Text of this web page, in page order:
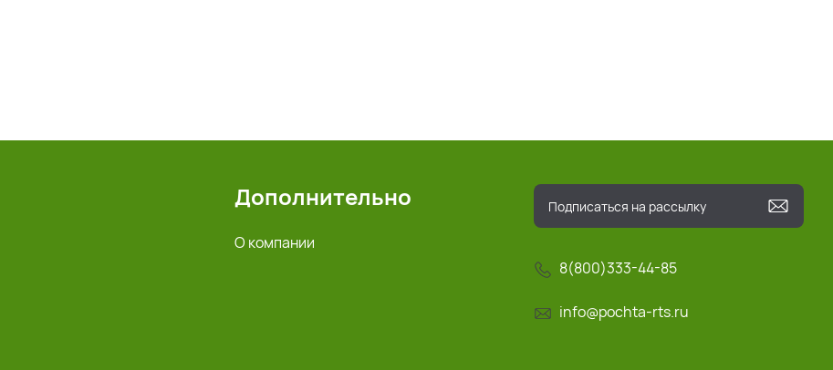
8(800)333-44-85
info@pochta-rts.ru
Дополнительно
О компании